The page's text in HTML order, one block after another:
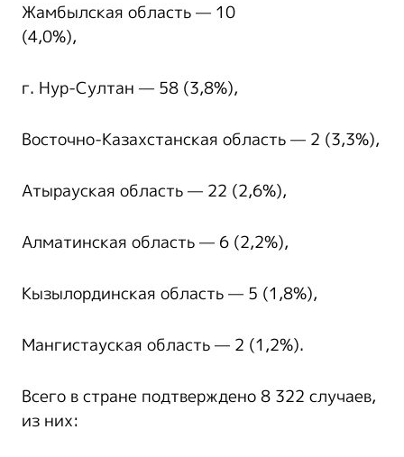
Жамбылская область — 10
(4,0%),
г. Нур-Султан — 58 (3,8%),
Восточно-Казахстанская область — 2 (3,3%),
Атырауская область — 22 (2,6%),
Алматинская область — 6 (2,2%),
Кызылординская область — 5 (1,8%),
Мангистауская область — 2 (1,2%).
Всего в стране подтверждено 8 322 случаев,
из них: